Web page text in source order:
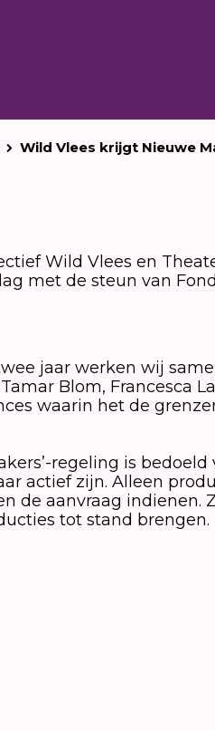
Wild Vlees krijgt Nieuwe
Wild Vlees en
met de steun van
jaar werken wij
Blom, Francesca
waarin het de
regeling is
actief zijn. Alleen
de aanvraag indienen.
tot stand brengen.